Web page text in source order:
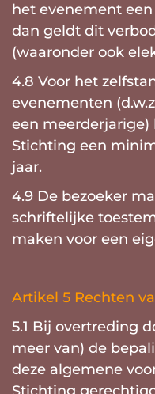
het evenement
dan geldt dit
(waaronder ook
4.8 Voor het
evenementen
een
Stichting een
jaar.
4.9 De bezoeker
schriftelijke
maken voor een
Artikel 5 Rechten
5.1 Bij overtreding
meer van) de
deze algemene